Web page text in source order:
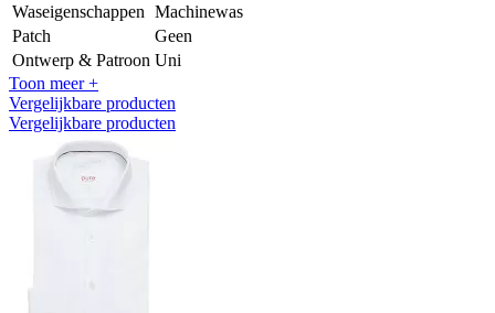
Waseigenschappen Machinewas
Patch
Geen
Ontwerp & Patroon Uni
Toon meer +
Vergelijkbare producten
Vergelijkbare producten